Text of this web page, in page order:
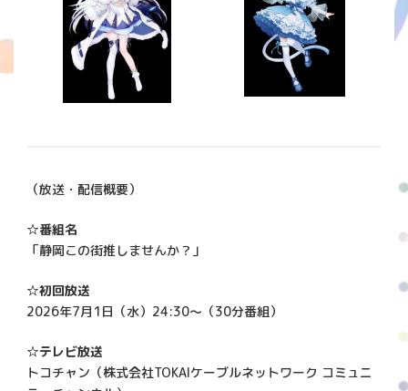
（放送・配信概要）
☆番組名
「静岡この街推しませんか？」
☆初回放送
2026年7月1日（水）24:30～（30分番組）
☆テレビ放送
トコチャン（株式会社TOKAIケーブルネットワーク コミュニ